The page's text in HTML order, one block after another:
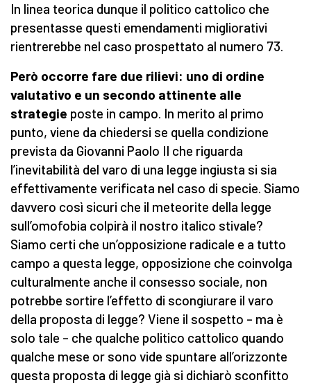
In linea teorica dunque il politico cattolico che
presentasse questi emendamenti migliorativi
rientrerebbe nel caso prospettato al numero 73.
Però occorre fare due rilievi: uno di ordine
valutativo e un secondo attinente alle
strategie poste in campo. In merito al primo
punto, viene da chiedersi se quella condizione
prevista da Giovanni Paolo II che riguarda
l’inevitabilità del varo di una legge ingiusta si sia
effettivamente verificata nel caso di specie. Siamo
davvero così sicuri che il meteorite della legge
sull’omofobia colpirà il nostro italico stivale?
Siamo certi che un’opposizione radicale e a tutto
campo a questa legge, opposizione che coinvolga
culturalmente anche il consesso sociale, non
potrebbe sortire l’effetto di scongiurare il varo
della proposta di legge? Viene il sospetto – ma è
solo tale – che qualche politico cattolico quando
qualche mese or sono vide spuntare all’orizzonte
questa proposta di legge già si dichiarò sconfitto